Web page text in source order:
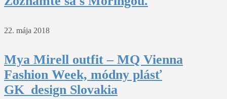
22. mája 2018
Mya Mirell outfit – MQ Vienna
Fashion Week, módny plásť
GK_design Slovakia